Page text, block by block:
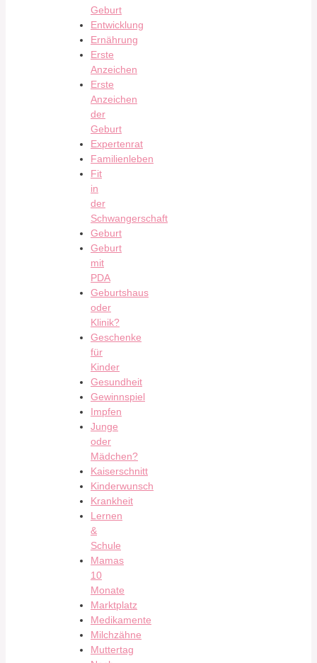
Geburt
Entwicklung
Ernährung
Erste
Anzeichen
Erste
Anzeichen
der
Geburt
Expertenrat
Familienleben
Fit
in
der
Schwangerschaft
Geburt
Geburt
mit
PDA
Geburtshaus
oder
Klinik?
Geschenke
für
Kinder
Gesundheit
Gewinnspiel
Impfen
Junge
oder
Mädchen?
Kaiserschnitt
Kinderwunsch
Krankheit
Lernen
&
Schule
Mamas
10
Monate
Marktplatz
Medikamente
Milchzähne
Muttertag